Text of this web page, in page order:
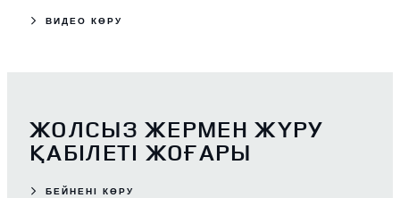
ВИДЕО КӨРУ
ЖОЛСЫЗ ЖЕРМЕН ЖҮРУ
ҚАБІЛЕТІ ЖОҒАРЫ
БЕЙНЕНІ КӨРУ